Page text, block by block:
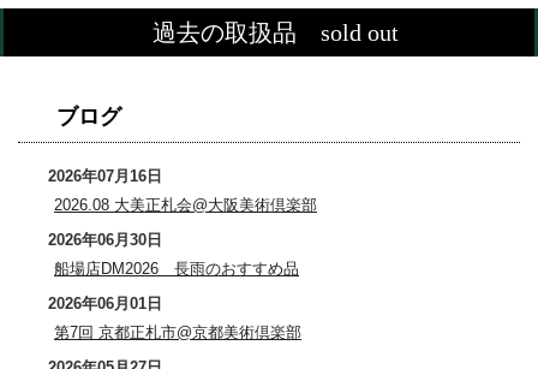
過去の取扱品 sold out
ブログ
2026年07月16日
2026.08 大美正札会@大阪美術倶楽部
2026年06月30日
船場店DM2026 長雨のおすすめ品
2026年06月01日
第7回 京都正札市@京都美術倶楽部